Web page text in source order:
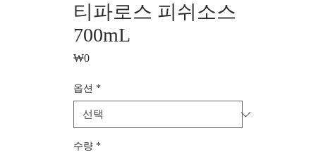
티파로스 피쉬소스
700mL
₩0가
옵션 *
수량 *